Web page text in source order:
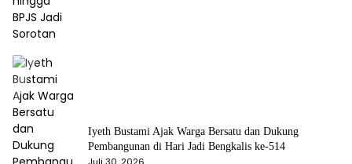
Iyeth Bustami Ajak Warga Bersatu dan Dukung
Pembangunan di Hari Jadi Bengkalis ke-514